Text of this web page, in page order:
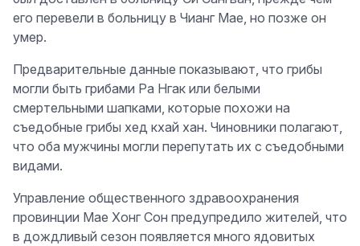
его перевели в больницу в Чианг Мае, но позже он
умер.
Предварительные данные показывают, что грибы
могли быть грибами Ра Нгак или белыми
смертельными шапками, которые похожи на
съедобные грибы хед кхай хан. Чиновники полагают,
что оба мужчины могли перепутать их с съедобными
видами.
Управление общественного здравоохранения
провинции Мае Хонг Сон предупредило жителей, что
в дождливый сезон появляется много ядовитых